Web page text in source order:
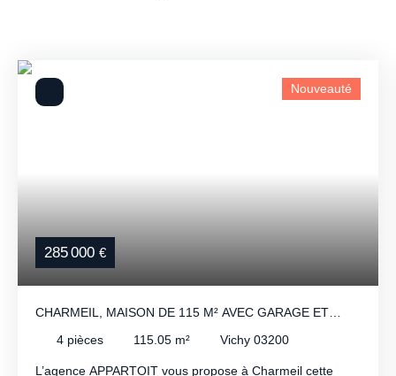
285 000 €
Nouveauté
CHARMEIL, MAISON DE 115 M² AVEC GARAGE ET
4 pièces 115.05 m² Vichy 03200
L’agence APPARTOIT vous propose à Charmeil cette